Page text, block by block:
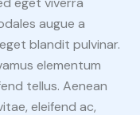
augue a
blandit pulvinar.
elementum
tellus. Aenean
eleifend ac,